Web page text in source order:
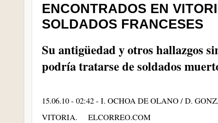
ENCONTRADOS EN
SOLDADOS FRANCESES
Su antigüedad y otros hallazgos
podría tratarse de soldados
15.06.10 - 02:42 - I. OCHOA DE OLANO / D.
VITORIA. ELCORREO.COM